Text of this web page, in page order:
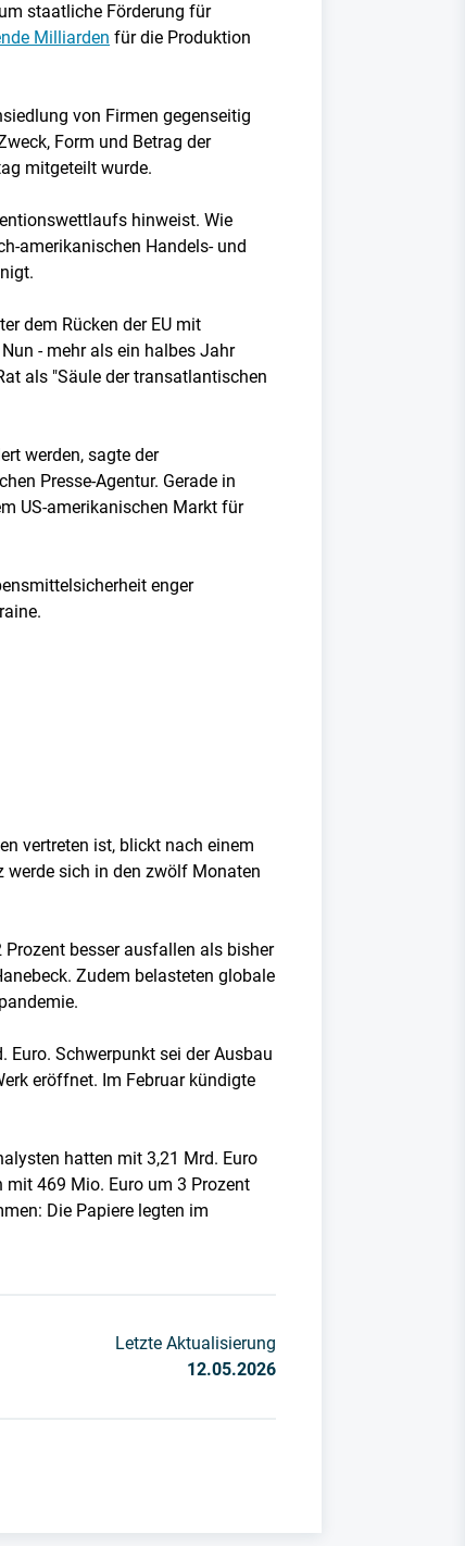
staatliche Förderung für
Milliarden für die Produktion
von Firmen gegenseitig
Form und Betrag der
mitgeteilt wurde.
hinweist. Wie
amerikanischen Handels- und
dem Rücken der EU mit
- mehr als ein halbes Jahr
als "Säule der transatlantischen
werden, sagte der
Presse-Agentur. Gerade in
US-amerikanischen Markt für
enger
vertreten ist, blickt nach einem
sich in den zwölf Monaten
besser ausfallen als bisher
Zudem belasteten globale
Schwerpunkt sei der Ausbau
eröffnet. Im Februar kündigte
hatten mit 3,21 Mrd. Euro
mit 469 Mio. Euro um 3 Prozent
Die Papiere legten im
Letzte Aktualisierung
12.05.2026